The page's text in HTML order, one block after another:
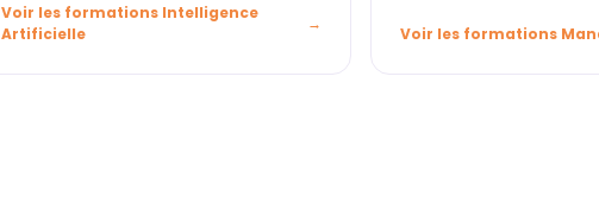
Voir les formations Intelligence
Artificielle
Voir les formations